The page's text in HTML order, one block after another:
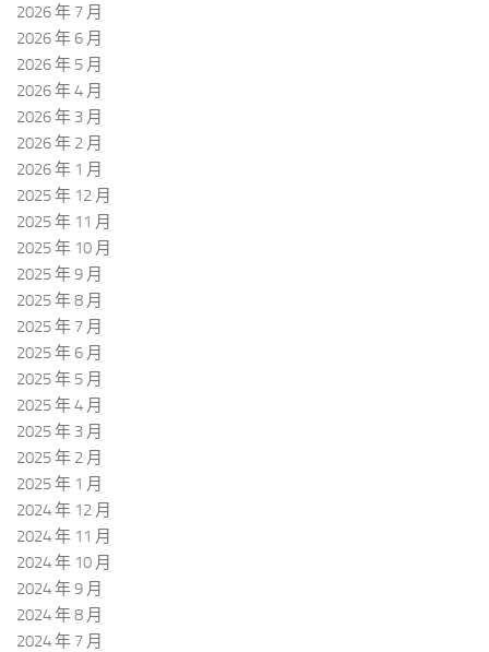
2026 年 7 月
2026 年 6 月
2026 年 5 月
2026 年 4 月
2026 年 3 月
2026 年 2 月
2026 年 1 月
2025 年 12 月
2025 年 11 月
2025 年 10 月
2025 年 9 月
2025 年 8 月
2025 年 7 月
2025 年 6 月
2025 年 5 月
2025 年 4 月
2025 年 3 月
2025 年 2 月
2025 年 1 月
2024 年 12 月
2024 年 11 月
2024 年 10 月
2024 年 9 月
2024 年 8 月
2024 年 7 月